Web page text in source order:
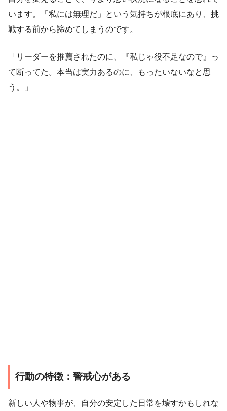
います。「私には無理だ」という気持ちが根底にあり、挑
戦する前から諦めてしまうのです。
「リーダーを推薦されたのに、『私じゃ役不足なので』っ
て断ってた。本当は実力あるのに、もったいないなと思
う。」
行動の特徴：警戒心がある
新しい人や物事が、自分の安定した日常を壊すかもしれな